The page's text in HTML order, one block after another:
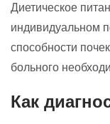
Диетическое
индивидуальном
способности
больного
Как